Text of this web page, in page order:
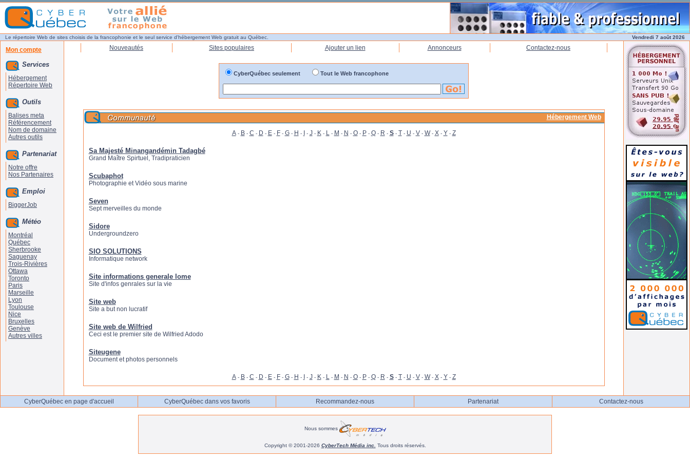
Le répertoire Web de sites choisis de la francophonie et le seul service d'hébergement Web gratuit au Québec. Vendredi 7 août 2026
Mon compte
Services
Hébergement
Répertoire Web
Outils
Balises meta
Référencement
Nom de domaine
Autres outils
Partenariat
Notre offre
Nos Partenaires
Emploi
BiggerJob
Météo
Montréal
Québec
Sherbrooke
Saguenay
Trois-Rivières
Ottawa
Toronto
Paris
Marseille
Lyon
Toulouse
Nice
Bruxelles
Genève
Autres villes
Nouveautés Sites populaires Ajouter un lien Annonceurs Contactez-nous
CyberQuébec seulement Tout le Web francophone
Hébergement Web
A- B- C - D - E - F- G- H - - J - K - L - M - N - O- P- Q- R - S- T - U - V- W- X - Y - Z
Sa Majesté Minangandémin Tadagbé
Grand Maître Spirtuel, Tradipraticien
Scubaphot
Photographie et Vidéo sous marine
Seven
Sept merveilles du monde
Sidore
Undergroundzero
SIO SOLUTIONS
Informatique network
Site informations generale lome
Site d'infos genrales sur la vie
Site web
Site a but non lucratif
Site web de Wilfried
Ceci est le premier site de Wilfried Adodo
Siteugene
Document et photos personnels
A- B- C - D - E - F- G- H - - J - K - L - M - N - O- P- Q- R - S- T - U - V- W- X - Y - Z
CyberQuébec en page d'accueil CyberQuébec dans vos favoris Recommandez-nous Partenariat Contactez-nous
Nous sommes
Copyright © 2001-2026 CyberTech Média inc. Tous droits réservés.